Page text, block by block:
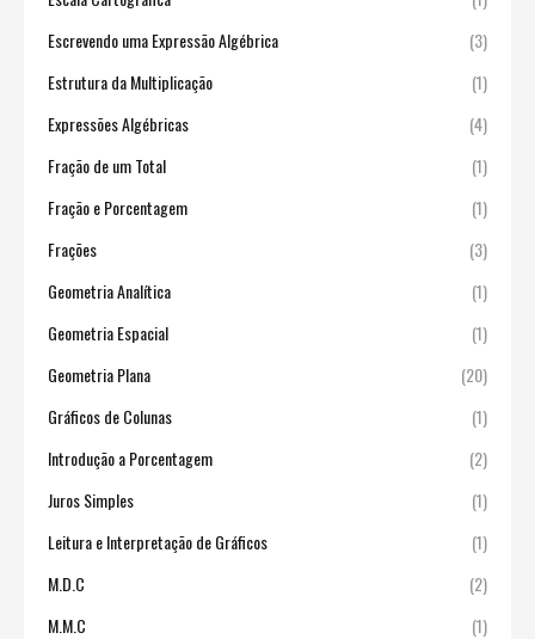
Escrevendo uma Expressão Algébrica
(3)
Estrutura da Multiplicação
(1)
Expressões Algébricas
(4)
Fração de um Total
(1)
Fração e Porcentagem
(1)
Frações
(3)
Geometria Analítica
(1)
Geometria Espacial
(1)
Geometria Plana
(20)
Gráficos de Colunas
(1)
Introdução a Porcentagem
(2)
Juros Simples
(1)
Leitura e Interpretação de Gráficos
(1)
M.D.C
(2)
M.M.C
(1)